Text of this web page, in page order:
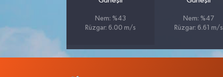
Nem: %43
Rüzgar: 6.00 m/s
Nem: %47
Rüzgar: 6.61 m/s